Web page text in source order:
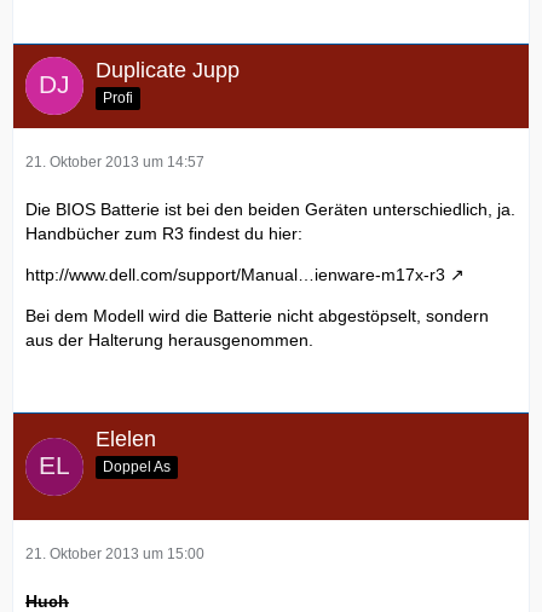
Duplicate Jupp
Profi
21. Oktober 2013 um 14:57
Die BIOS Batterie ist bei den beiden Geräten unterschiedlich, ja.
Handbücher zum R3 findest du hier:
http://www.dell.com/support/Manual…ienware-m17x-r3
Bei dem Modell wird die Batterie nicht abgestöpselt, sondern
aus der Halterung herausgenommen.
Elelen
Doppel As
21. Oktober 2013 um 15:00
Huch